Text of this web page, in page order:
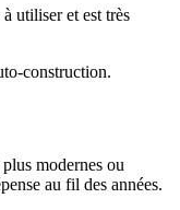
utiliser et est très
construction.
modernes ou
au fil des années.